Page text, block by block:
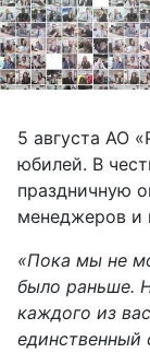
5 августа АО
юбилей. В
праздничную
менеджеров и
«Пока мы не
было раньше.
каждого из
единственный